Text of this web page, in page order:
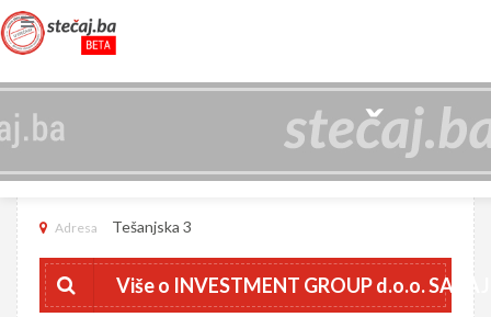
INVESTMENT GROUP D.O.O. SARAJEVO
4201475040007
Adresa Tešanjska 3
Više o INVESTMENT GROUP d.o.o.